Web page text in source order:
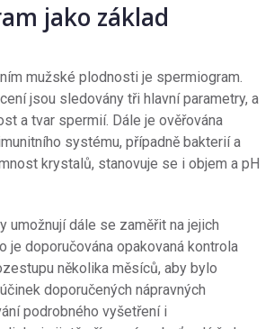
jako základ
mužské plodnosti je spermiogram.
jsou sledovány tři hlavní parametry, a
a tvar spermií. Dále je ověřována
systému, případně bakterií a
krystalů, stanovuje se i objem a pH
umožnují dále se zaměřit na jejich
je doporučována opakovaná kontrola
několika měsíců, aby bylo
doporučených nápravných
podrobného vyšetření i